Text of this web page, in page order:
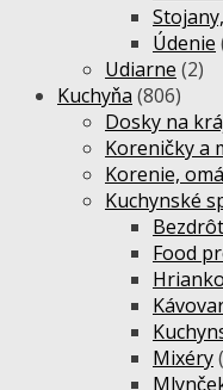
Údenie
Udiarne (2)
Kuchyňa (806)
Dosky na
Koreničky a
Korenie,
Kuchynské
Food
Mixéry